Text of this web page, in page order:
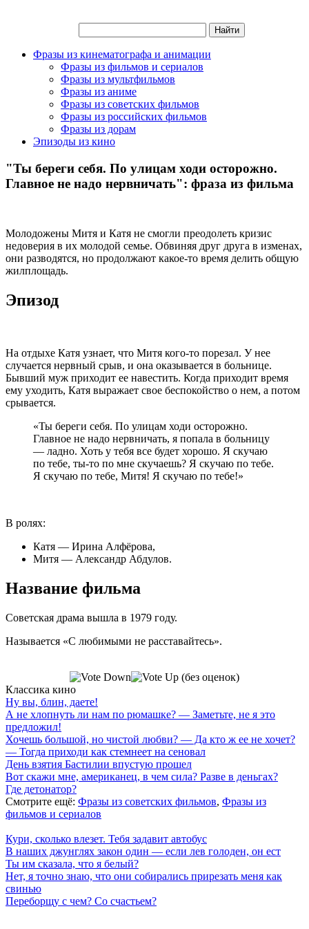
Фразы из кинематографа и анимации
Фразы из фильмов и сериалов
Фразы из мультфильмов
Фразы из аниме
Фразы из советских фильмов
Фразы из российских фильмов
Фразы из дорам
Эпизоды из кино
"Ты береги себя. По улицам ходи осторожно.
Главное не надо нервничать": фраза из фильма
Молодожены Митя и Катя не смогли преодолеть кризис
недоверия в их молодой семье. Обвиняя друг друга в изменах,
они разводятся, но продолжают какое-то время делить общую
жилплощадь.
Эпизод
На отдыхе Катя узнает, что Митя кого-то порезал. У нее
случается нервный срыв, и она оказывается в больнице.
Бывший муж приходит ее навестить. Когда приходит время
ему уходить, Катя выражает свое беспокойство о нем, а потом
срывается.
«Ты береги себя. По улицам ходи осторожно.
Главное не надо нервничать, я попала в больницу
— ладно. Хоть у тебя все будет хорошо. Я скучаю
по тебе, ты-то по мне скучаешь? Я скучаю по тебе.
Я скучаю по тебе, Митя! Я скучаю по тебе!»
В ролях:
Катя — Ирина Алфёрова,
Митя — Александр Абдулов.
Название фильма
Советская драма вышла в 1979 году.
Называется «С любимыми не расставайтесь».
(без оценок)
Классика кино
Ну вы, блин, даете!
А не хлопнуть ли нам по рюмашке? — Заметьте, не я это
предложил!
Хочешь большой, но чистой любви? — Да кто ж ее не хочет?
— Тогда приходи как стемнеет на сеновал
День взятия Бастилии впустую прошел
Вот скажи мне, американец, в чем сила? Разве в деньгах?
Где детонатор?
Смотрите ещё: Фразы из советских фильмов, Фразы из
фильмов и сериалов
Кури, сколько влезет. Тебя задавит автобус
В наших джунглях закон один — если лев голоден, он ест
Ты им сказала, что я белый?
Нет, я точно знаю, что они собирались прирезать меня как
свинью
Переборщу с чем? Со счастьем?